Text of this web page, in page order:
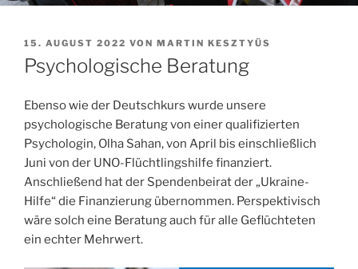
VERÖFFENTLICHT
AM
15. AUGUST 2022 VON MARTIN KESZTYÜS
Psychologische Beratung
Ebenso wie der Deutschkurs wurde unsere
psychologische Beratung von einer qualifizierten
Psychologin, Olha Sahan, von April bis einschließlich
Juni von der UNO-Flüchtlingshilfe finanziert.
Anschließend hat der Spendenbeirat der „Ukraine-
Hilfe“ die Finanzierung übernommen. Perspektivisch
wäre solch eine Beratung auch für alle Geflüchteten
ein echter Mehrwert.